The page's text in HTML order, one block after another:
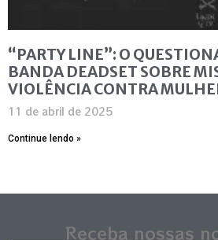
“PARTY LINE”: O
BANDA DEADSET SOBRE
VIOLÊNCIA CONTRA
11 de abril de 2025
Continue lendo »
Receba nossas